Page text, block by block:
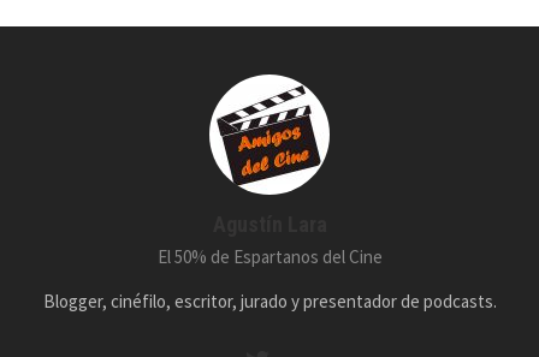
El 50% de Espartanos del Cine
Blogger, cinéfilo, escritor, jurado y presentador de podcasts.